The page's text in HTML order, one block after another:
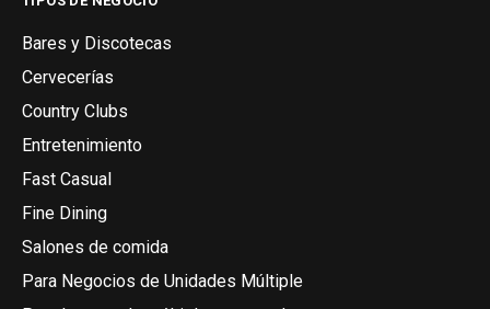
Bares y Discotecas
Cervecerías
Country Clubs
Entretenimiento
Fast Casual
Fine Dining
Salones de comida
Para Negocios de Unidades Múltiple